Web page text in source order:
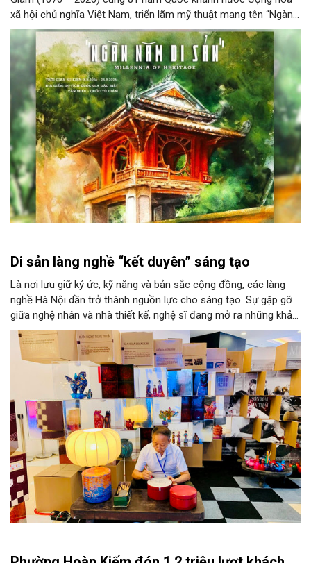
xã hội chủ nghĩa Việt Nam, triển lãm mỹ thuật mang tên “Ngàn
năm di sản” sẽ chính thức khai mạc vào ngày 8/8 tại Nhà Thái
Học, Di tích Quốc gia đặc biệt Văn Miếu – Quốc Tử Giám. Sự
kiện kéo dài đến ngày 25/9/2026 hứa hẹn trở thành điểm đến
văn hóa đầy sức hút, góp phần làm phong phú đời sống nghệ
thuật của Thủ đô trong mùa thu này.
Di sản làng nghề “kết duyên” sáng tạo
Là nơi lưu giữ ký ức, kỹ năng và bản sắc cộng đồng, các làng
nghề Hà Nội dần trở thành nguồn lực cho sáng tạo. Sự gặp gỡ
giữa nghệ nhân và nhà thiết kế, nghệ sĩ đang mở ra những khả
năng phát triển mới cho thủ công đương đại trên nền tảng di
sản. Từ những cuộc “kết duyên” đầy cảm hứng ấy, Hà Nội đang
khơi thông mạch ngầm của hệ sinh thái thủ công, biến vốn cổ
thành động lực bền vững cho tương lai.